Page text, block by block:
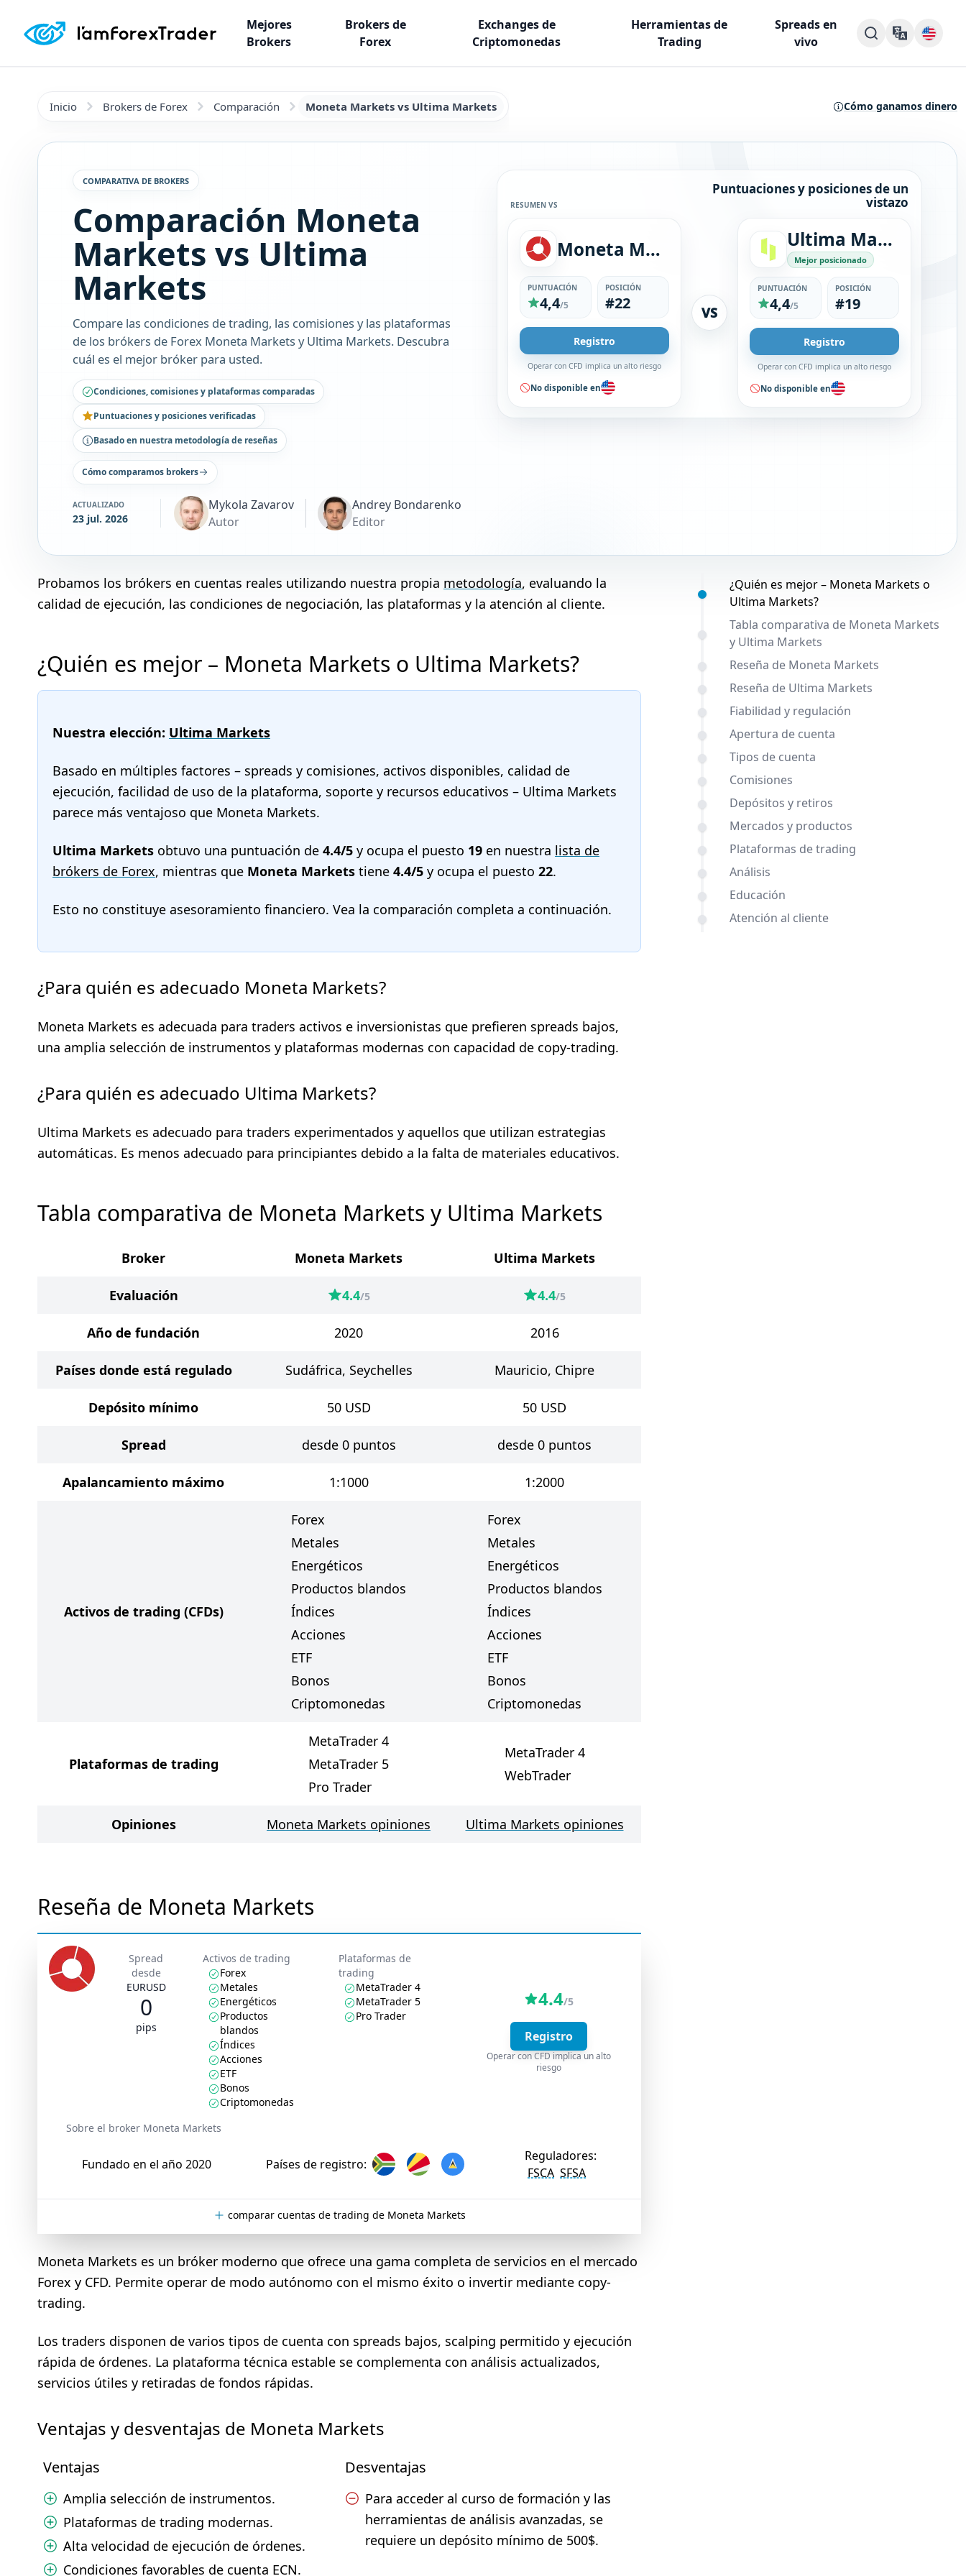
Mejores
Brokers
Brokers de
Forex
Exchanges de
Criptomonedas
Herramientas de
Trading
Spreads en
vivo
Inicio Brokers de Forex Comparación Moneta Markets vs Ultima Markets Cómo ganamos dinero
COMPARATIVA DE BROKERS
Comparación Moneta
Markets vs Ultima
Markets
Compare las condiciones de trading, las comisiones y las plataformas
de los brókers de Forex Moneta Markets y Ultima Markets. Descubra
cuál es el mejor bróker para usted.
RESUMEN VS
Puntuaciones y posiciones de un
vistazo
Moneta Markets
PUNTUACIÓN
4,4/5
POSICIÓN
#22
Registro
Operar con CFD implica un alto riesgo
No disponible en
VS
Ultima Markets
Mejor posicionado
PUNTUACIÓN
4,4/5
POSICIÓN
#19
Registro
Operar con CFD implica un alto riesgo
No disponible en
Condiciones, comisiones y plataformas comparadas
Puntuaciones y posiciones verificadas
Basado en nuestra metodología de reseñas
Cómo comparamos brokers
ACTUALIZADO
23 jul. 2026
Mykola Zavarov
Autor
Andrey Bondarenko
Editor
¿Quién es mejor – Moneta Markets o
Ultima Markets?
Tabla comparativa de Moneta Markets
y Ultima Markets
Reseña de Moneta Markets
Reseña de Ultima Markets
Fiabilidad y regulación
Apertura de cuenta
Tipos de cuenta
Comisiones
Depósitos y retiros
Mercados y productos
Plataformas de trading
Análisis
Educación
Atención al cliente
Probamos los brókers en cuentas reales utilizando nuestra propia metodología, evaluando la
calidad de ejecución, las condiciones de negociación, las plataformas y la atención al cliente.
¿Quién es mejor – Moneta Markets o Ultima Markets?
Nuestra elección: Ultima Markets
Basado en múltiples factores – spreads y comisiones, activos disponibles, calidad de
ejecución, facilidad de uso de la plataforma, soporte y recursos educativos – Ultima Markets
parece más ventajoso que Moneta Markets.
Ultima Markets obtuvo una puntuación de 4.4/5 y ocupa el puesto 19 en nuestra lista de
brókers de Forex, mientras que Moneta Markets tiene 4.4/5 y ocupa el puesto 22.
Esto no constituye asesoramiento financiero. Vea la comparación completa a continuación.
¿Para quién es adecuado Moneta Markets?
Moneta Markets es adecuada para traders activos e inversionistas que prefieren spreads bajos,
una amplia selección de instrumentos y plataformas modernas con capacidad de copy-trading.
¿Para quién es adecuado Ultima Markets?
Ultima Markets es adecuado para traders experimentados y aquellos que utilizan estrategias
automáticas. Es menos adecuado para principiantes debido a la falta de materiales educativos.
Tabla comparativa de Moneta Markets y Ultima Markets
Broker Moneta Markets Ultima Markets
Evaluación 4.4/5 4.4/5
Año de fundación 2020 2016
Países donde está regulado Sudáfrica, Seychelles Mauricio, Chipre
Depósito mínimo 50 USD 50 USD
Spread desde 0 puntos desde 0 puntos
Apalancamiento máximo 1:1000 1:2000
Activos de trading (CFDs)
Forex
Metales
Energéticos
Productos blandos
Índices
Acciones
ETF
Bonos
Criptomonedas
Forex
Metales
Energéticos
Productos blandos
Índices
Acciones
ETF
Bonos
Criptomonedas
Plataformas de trading
MetaTrader 4
MetaTrader 5
Pro Trader
MetaTrader 4
WebTrader
Opiniones Moneta Markets opiniones Ultima Markets opiniones
Reseña de Moneta Markets
Spread
desde
EURUSD
0
pips
Activos de trading
Forex
Metales
Energéticos
Productos
blandos
Índices
Acciones
ETF
Bonos
Criptomonedas
Plataformas de
trading
MetaTrader 4
MetaTrader 5
Pro Trader
4.4/5
Registro
Operar con CFD implica un alto
riesgo
Sobre el broker Moneta Markets
Fundado en el año 2020 Países de registro:
Reguladores:
FSCA SFSA
comparar cuentas de trading de Moneta Markets
Moneta Markets es un bróker moderno que ofrece una gama completa de servicios en el mercado
Forex y CFD. Permite operar de modo autónomo con el mismo éxito o invertir mediante copy-
trading.
Los traders disponen de varios tipos de cuenta con spreads bajos, scalping permitido y ejecución
rápida de órdenes. La plataforma técnica estable se complementa con análisis actualizados,
servicios útiles y retiradas de fondos rápidas.
Ventajas y desventajas de Moneta Markets
Ventajas
Amplia selección de instrumentos.
Plataformas de trading modernas.
Alta velocidad de ejecución de órdenes.
Condiciones favorables de cuenta ECN.
Desventajas
Para acceder al curso de formación y las
herramientas de análisis avanzadas, se
requiere un depósito mínimo de 500$.